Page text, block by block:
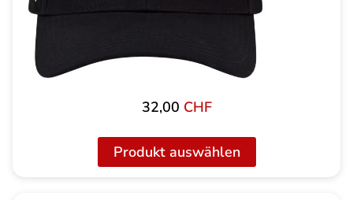
32,00 CHF
Produkt auswählen